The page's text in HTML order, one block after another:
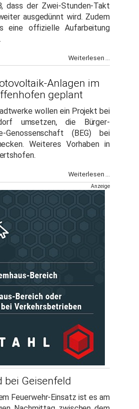
dass der Zwei-Stunden-Takt
ausgedünnt wird. Zudem
eine offizielle Aufarbeitung
Weiterlesen ...
Anlagen im
geplant
wollen ein Projekt bei
umsetzen, die Bürger-
Genossenschaft (BEG) bei
Weiteres Vorhaben in
Weiterlesen ...
Anzeige
bei Geisenfeld
Feuerwehr-Einsatz ist es am